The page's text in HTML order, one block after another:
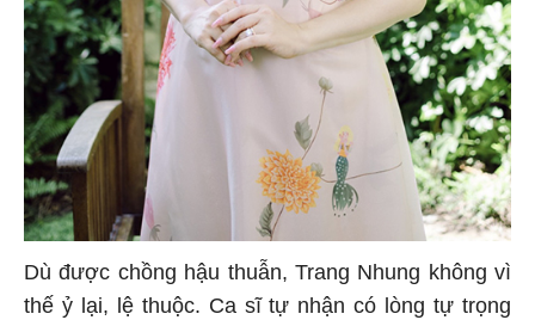
Dù được chồng hậu thuẫn, Trang Nhung không vì
thế ỷ lại, lệ thuộc. Ca sĩ tự nhận có lòng tự trọng